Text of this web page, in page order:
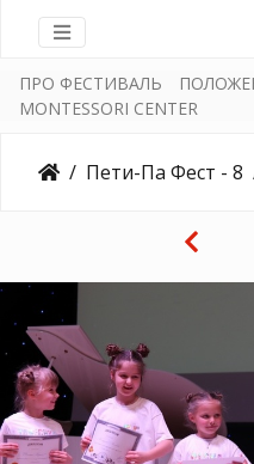
ПРО ФЕСТИВАЛЬ
MONTESSORI CENTER
Пети-Па Фест - 8